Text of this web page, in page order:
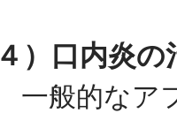
４）口内炎の
一般的なア